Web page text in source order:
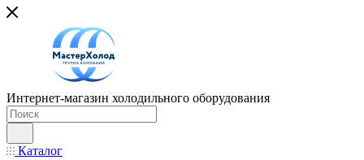
Интернет-магазин холодильного оборудования
Каталог